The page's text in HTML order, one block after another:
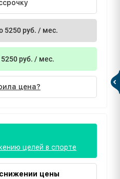
5250 руб. / мес.
руб. / мес.
цена?
целей в спорте
цены